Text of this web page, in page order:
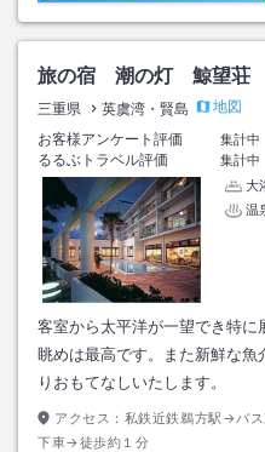
旅の宿 潮の灯 鯨望荘
三重県 英虞湾・賢島
地図
お客様アンケート評価
集計中
るるぶトラベル評価
集計中
大
温
客室から太平洋が一望でき特
眺めは最高です。また新鮮な魚
りおもてなしいたします。
アクセス： 私鉄近鉄鵜方駅→バ
下車→徒歩約１分